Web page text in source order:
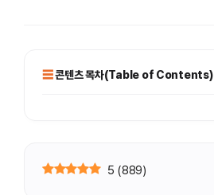
콘텐츠 목차(Table of Contents)
5 (889)